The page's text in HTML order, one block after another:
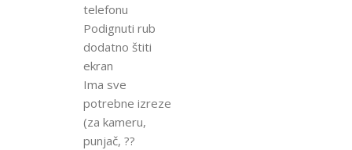
telefonu
Podignuti rub
dodatno štiti
ekran
Ima sve
potrebne izreze
(za kameru,
punjač, ??